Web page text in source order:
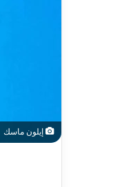
إيلون ماسك